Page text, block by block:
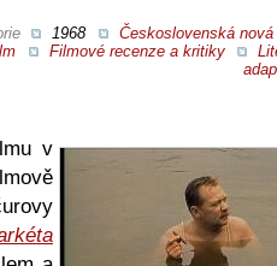
1968
Československá nová
Filmové recenze a kritiky
v